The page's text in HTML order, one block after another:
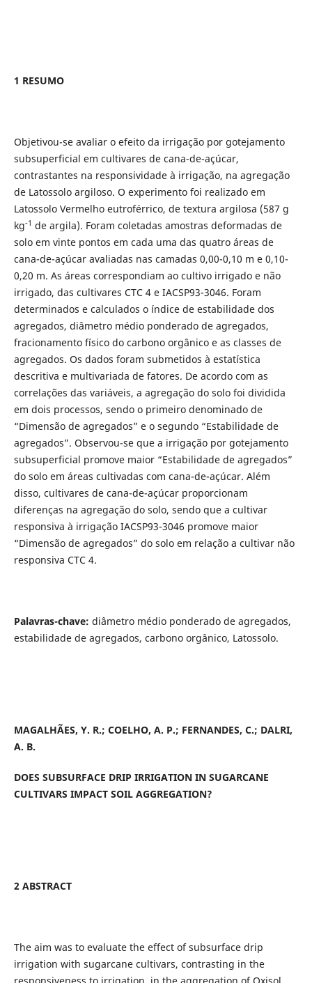
1 RESUMO
Objetivou-se avaliar o efeito da irrigação por gotejamento
subsuperficial em cultivares de cana-de-açúcar,
contrastantes na responsividade à irrigação, na agregação
de Latossolo argiloso. O experimento foi realizado em
Latossolo Vermelho eutroférrico, de textura argilosa (587 g
kg-1 de argila). Foram coletadas amostras deformadas de
solo em vinte pontos em cada uma das quatro áreas de
cana-de-açúcar avaliadas nas camadas 0,00-0,10 m e 0,10-
0,20 m. As áreas correspondiam ao cultivo irrigado e não
irrigado, das cultivares CTC 4 e IACSP93-3046. Foram
determinados e calculados o índice de estabilidade dos
agregados, diâmetro médio ponderado de agregados,
fracionamento físico do carbono orgânico e as classes de
agregados. Os dados foram submetidos à estatística
descritiva e multivariada de fatores. De acordo com as
correlações das variáveis, a agregação do solo foi dividida
em dois processos, sendo o primeiro denominado de
“Dimensão de agregados” e o segundo “Estabilidade de
agregados”. Observou-se que a irrigação por gotejamento
subsuperficial promove maior “Estabilidade de agregados”
do solo em áreas cultivadas com cana-de-açúcar. Além
disso, cultivares de cana-de-açúcar proporcionam
diferenças na agregação do solo, sendo que a cultivar
responsiva à irrigação IACSP93-3046 promove maior
“Dimensão de agregados” do solo em relação a cultivar não
responsiva CTC 4.
Palavras-chave: diâmetro médio ponderado de agregados,
estabilidade de agregados, carbono orgânico, Latossolo.
MAGALHÃES, Y. R.; COELHO, A. P.; FERNANDES, C.; DALRI,
A. B.
DOES SUBSURFACE DRIP IRRIGATION IN SUGARCANE
CULTIVARS IMPACT SOIL AGGREGATION?
2 ABSTRACT
The aim was to evaluate the effect of subsurface drip
irrigation with sugarcane cultivars, contrasting in the